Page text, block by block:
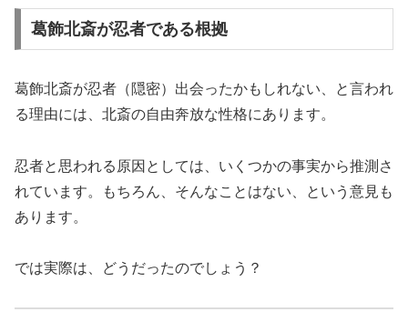
葛飾北斎が忍者である根拠
葛飾北斎が忍者（隠密）出会ったかもしれない、と言われ
る理由には、北斎の自由奔放な性格にあります。
忍者と思われる原因としては、いくつかの事実から推測さ
れています。もちろん、そんなことはない、という意見も
あります。
では実際は、どうだったのでしょう？